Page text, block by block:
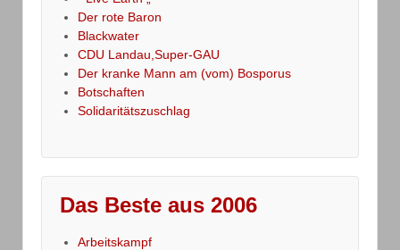
Der rote Baron
Blackwater
CDU Landau,Super-GAU
Der kranke Mann am (vom) Bosporus
Botschaften
Solidaritätszuschlag
Das Beste aus 2006
Arbeitskampf